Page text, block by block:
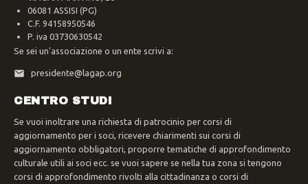
06081 ASSISI (PG)
C.F. 94158950546
P. iva 03730630542
Se sei un'associazione o un ente scrivi a:
presidente@lagap.org
CENTRO STUDI
Se vuoi inoltrare una richiesta di patrocinio per corsi di
aggiornamento per i soci, ricevere chiarimenti sui corsi di
aggiornamento obbligatori, proporre tematiche di approfondimento
culturale utili ai soci ecc. se vuoi sapere se nella tua zona si tengono
corsi di approfondimento rivolti alla cittadinanza o corsi di